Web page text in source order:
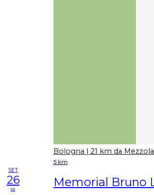
Bologna | 21 km da
5 km
SET
26
sa Memorial Bruno